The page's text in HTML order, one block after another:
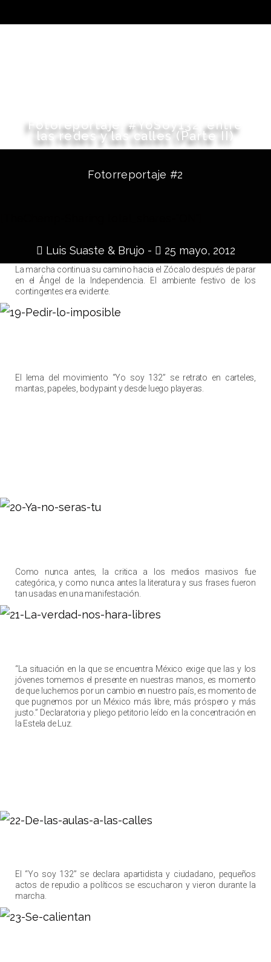
Fotoreportaje: #YoSoy132, entre
las redes y las calles (Parte II)
Fotorreportaje #2
Luis Suaste & Brujo - 25 mayo, 2012
La marcha continua su camino hacia el Zócalo después de parar
en el Ángel de la Independencia. El ambiente festivo de los
contingentes era evidente.
El lema del movimiento “Yo soy 132” se retrato en carteles,
mantas, papeles, bodypaint y desde luego playeras.
Como nunca antes, la critica a los medios masivos fue
categórica, y como nunca antes la literatura y sus frases fueron
tan usadas en una manifestación.
“La situación en la que se encuentra México exige que las y los
jóvenes tomemos el presente en nuestras manos, es momento
de que luchemos por un cambio en nuestro país, es momento de
que pugnemos por un México más libre, más próspero y más
justo.” Declaratoria y pliego petitorio leído en la concentración en
la Estela de Luz.
El “Yo soy 132” se declara apartidista y ciudadano, pequeños
actos de repudio a políticos se escucharon y vieron durante la
marcha.